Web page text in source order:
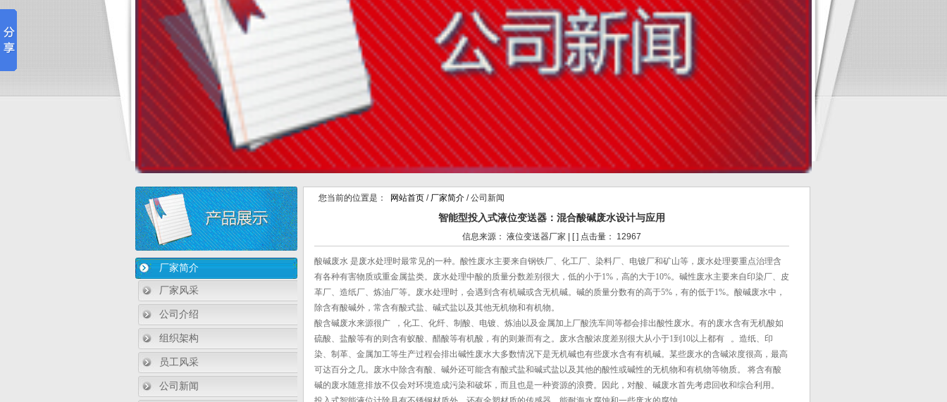
厂家简介
厂家风采
公司介绍
组织架构
员工风采
公司新闻
您当前的位置是： 网站首页 / 厂家简介 / 公司新闻
智能型投入式液位变送器：混合酸碱废水设计与应用
信息来源： 液位变送器厂家 | [ ] 点击量： 12967
酸碱废水 是废水处理时最常见的一种。酸性废水主要来自钢铁厂、化工厂、染料厂、电镀厂和矿山等，废水处理要重点治理含
有各种有害物质或重金属盐类。废水处理中酸的质量分数差别很大，低的小于1%，高的大于10%。碱性废水主要来自印染厂、皮
革厂、造纸厂、炼油厂等。废水处理时，会遇到含有机碱或含无机碱。碱的质量分数有的高于5%，有的低于1%。酸碱废水中，
除含有酸碱外，常含有酸式盐、碱式盐以及其他无机物和有机物。
酸含碱废水来源很广 ，化工、化纤、制酸、电镀、炼油以及金属加上厂酸洗车间等都会排出酸性废水。有的废水含有无机酸如
硫酸、盐酸等有的则含有蚁酸、醋酸等有机酸，有的则兼而有之。废水含酸浓度差别很大从小于1到10以上都有 。造纸、印
染、制革、金属加工等生产过程会排出碱性废水大多数情况下是无机碱也有些废水含有有机碱。某些废水的含碱浓度很高，最高
可达百分之几。废水中除含有酸、碱外还可能含有酸式盐和碱式盐以及其他的酸性或碱性的无机物和有机物等物质。 将含有酸
碱的废水随意排放不仅会对环境造成污染和破坏，而且也是一种资源的浪费。因此，对酸、碱废水首先考虑回收和综合利用。